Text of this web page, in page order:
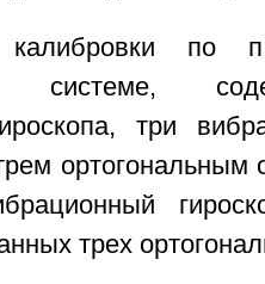
по
системе,
три
ортогональным
трех